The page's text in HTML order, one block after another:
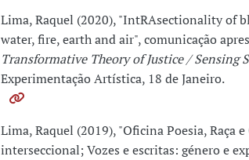
Lima, Raquel (2020), "IntRAsectionality of
water, fire, earth and air", comunicação
Transformative Theory of Justice / Sensing
Experimentação Artística, 18 de Janeiro.
Lima, Raquel (2019), "Oficina Poesia, Raça
interseccional; Vozes e escritas: género e